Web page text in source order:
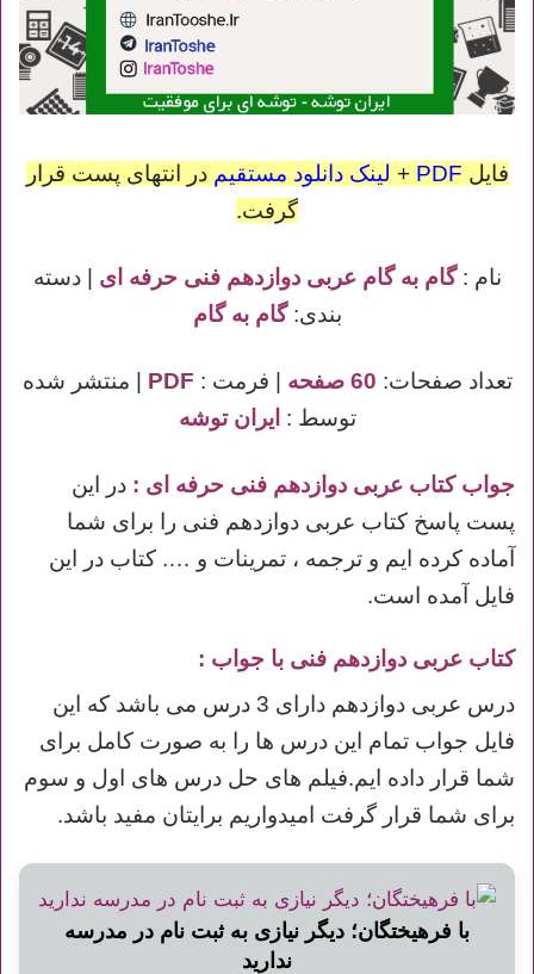
فایل PDF
+ لینک دانلود مستقیم در انتهای پست قرار
گرفت.
نام :گام به گام عربی دوازدهم فنی حرفه ای
| دسته
بندی:گام به گام
تعداد صفحات: 60 صفحه | فرمت :
| منتشر شده
توسط : ایران توشه
جواب کتاب عربی دوازدهم فنی حرفه ای : در این
پست پاسخ کتاب عربی دوازدهم فنی را برای شما
آماده کرده ایم و ترجمه ، تمرینات و …. کتاب در این
فایل آمده است.
کتاب عربی دوازدهم فنی با جواب :
درس عربی دوازدهم دارای 3 درس می باشد که این
فایل جواب تمام این درس ها را به صورت کامل برای
شما قرار داده ایم.فیلم های حل درس های اول و سوم
برای شما قرار گرفت امیدواریم برایتان مفید باشد.
با فرهیختگان؛ دیگر نیازی به ثبت نام در مدرسه
ندارید